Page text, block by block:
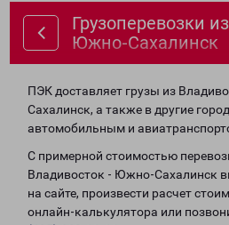
Грузоперевозки
Южно-Сахалинск
ПЭК доставляет грузы из
Сахалинск, а также в другие
автомобильным и
С примерной стоимостью
Владивосток - Южно-Сахалинск
на сайте, произвести расчет
онлайн-калькулятора или